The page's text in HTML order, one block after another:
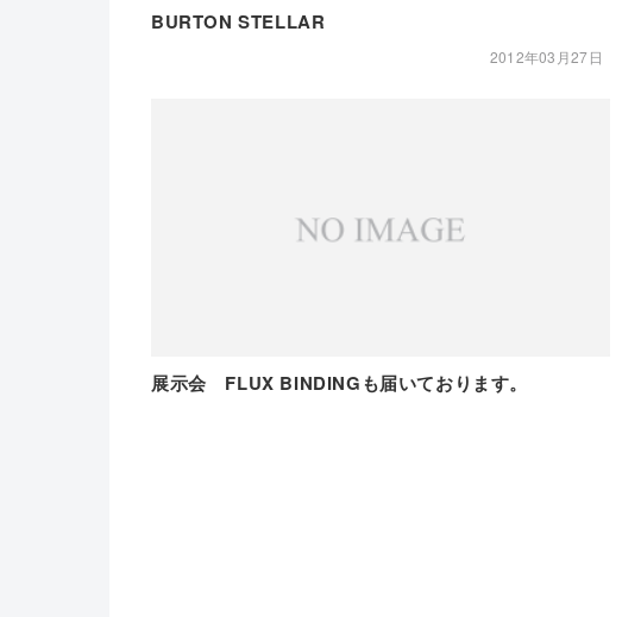
BURTON STELLAR
2012年03月27日
展示会 FLUX BINDINGも届いております。